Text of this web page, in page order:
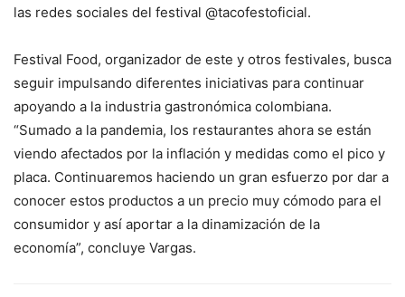
las redes sociales del festival @tacofestoficial.
Festival Food, organizador de este y otros festivales, busca
seguir impulsando diferentes iniciativas para continuar
apoyando a la industria gastronómica colombiana.
“Sumado a la pandemia, los restaurantes ahora se están
viendo afectados por la inflación y medidas como el pico y
placa. Continuaremos haciendo un gran esfuerzo por dar a
conocer estos productos a un precio muy cómodo para el
consumidor y así aportar a la dinamización de la
economía”, concluye Vargas.